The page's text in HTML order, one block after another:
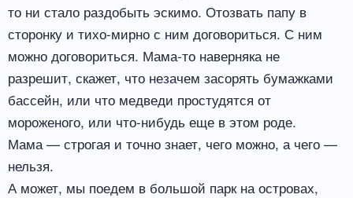
то ни стало раздобыть эскимо. Отозвать папу в
сторонку и тихо-мирно с ним договориться. С ним
можно договориться. Мама-то наверняка не
разрешит, скажет, что незачем засорять бумажками
бассейн, или что медведи простудятся от
мороженого, или что-нибудь еще в этом роде.
Мама — строгая и точно знает, чего можно, а чего —
нельзя.
А может, мы поедем в большой парк на островах,